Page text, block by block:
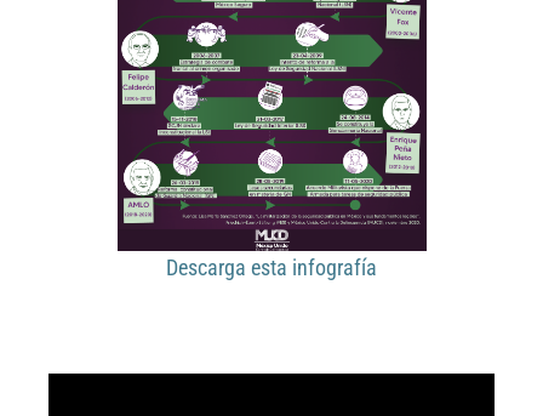
Descarga esta infografía